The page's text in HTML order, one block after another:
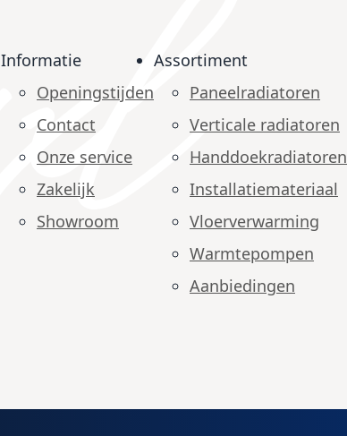
Informatie
Openingstijden
Contact
Onze service
Zakelijk
Showroom
Assortiment
Paneelradiatoren
Verticale radiatoren
Handdoekradiatoren
Installatiemateriaal
Vloerverwarming
Warmtepompen
Aanbiedingen